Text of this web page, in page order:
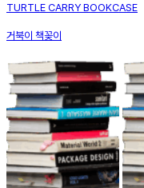
TURTLE CARRY BOOKCASE
거북이 책꽂이